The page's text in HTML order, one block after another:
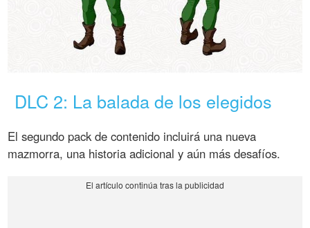
DLC 2: La balada de los elegidos
El segundo pack de contenido incluirá una nueva
mazmorra, una historia adicional y aún más desafíos.